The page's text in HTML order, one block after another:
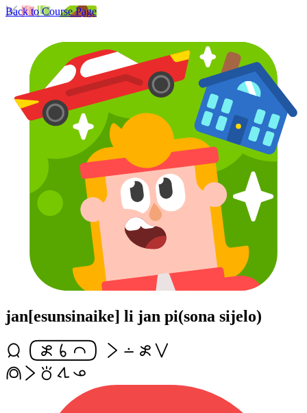
Back to Course Page
jan[esunsinaike] li jan pi(sona sijelo)
jan[esunsinaike] li lon esun suli
meli li toki tawa ona